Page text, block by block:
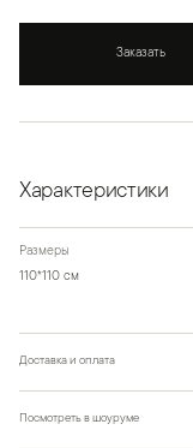
Заказать
Характеристики
Размеры
110*110 см
Доставка и оплата
Посмотреть в шоуруме